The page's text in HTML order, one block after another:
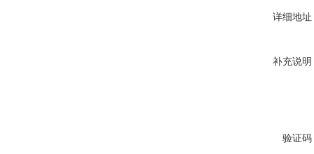
详细地址
补充说明
验证码